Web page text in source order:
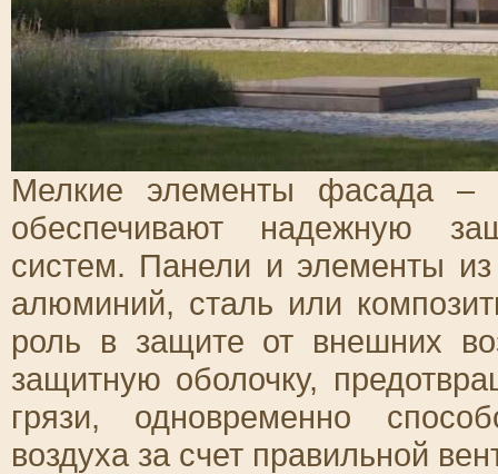
Мелкие элементы фасада –
обеспечивают надежную
систем. Панели и элементы
алюминий, сталь или
роль в защите от внешних
защитную оболочку,
грязи, одновременно
воздуха за счет правильной